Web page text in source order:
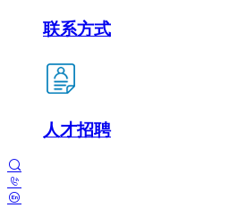
联系方式
人才招聘